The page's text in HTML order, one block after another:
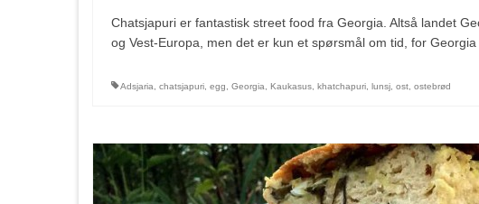
Chatsjapuri er fantastisk street food fra Georgia. Altså landet
og Vest-Europa, men det er kun et spørsmål om tid, for
Adsjaria chatsjapuri egg Georgia Kaukasus khatchapuri lunsj ost ostebrød